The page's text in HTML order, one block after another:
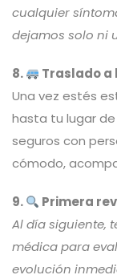
cualquier
dejamos solo ni
8.
Traslado a
Una vez estés
hasta tu lugar
seguros con
cómodo,
9.
Primera
Al día siguiente,
médica para
evolución